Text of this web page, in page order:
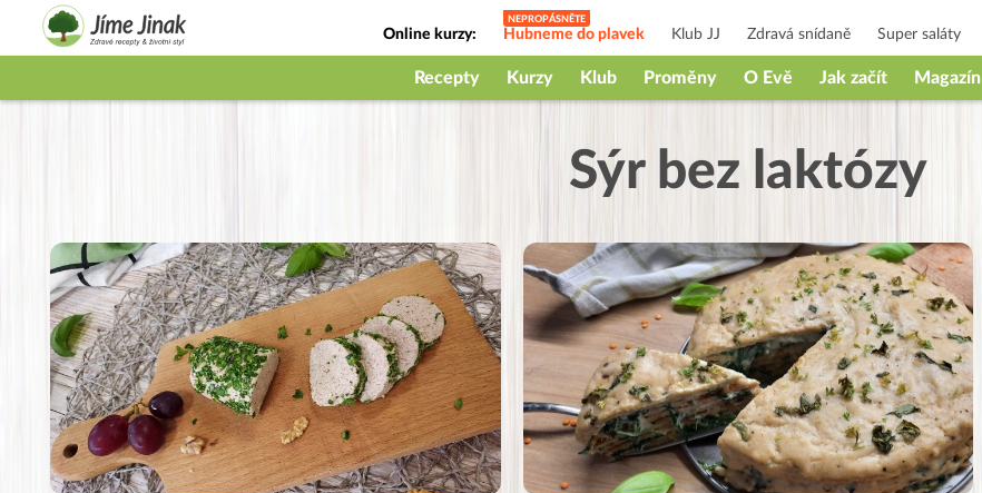
Online kurzy: Hubneme do plavek Klub JJ Zdravá snídaně Super saláty
Jak na babičky
Recepty Kurzy Klub Proměny O Evě Jak začít Magazín
Sýr bez laktózy